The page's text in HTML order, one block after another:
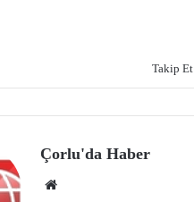
Takip Et
Çorlu'da Haber